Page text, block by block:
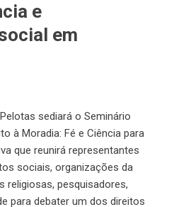
e
em
sediará o Seminário
à Moradia: Fé e Ciência para
que reunirá representantes
sociais, organizações da
religiosas, pesquisadores,
para debater um dos direitos